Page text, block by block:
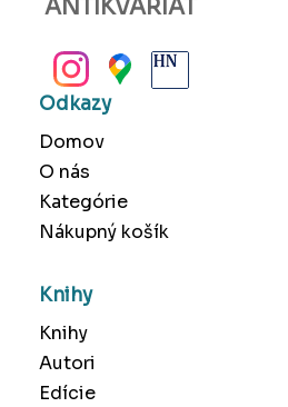
ANTIKVARIÁT
Odkazy
Domov
O nás
Kategórie
Nákupný košík
Knihy
Knihy
Autori
Edície